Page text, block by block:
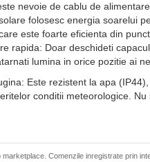
nevoie de cablu de
folosesc energia soarelui
este foarte eficienta din
rapida: Doar deschideti
lumina in orice pozitie ai
Este rezistent la apa
conditii meteorologice. Nu
Comenzile inregistrate prin